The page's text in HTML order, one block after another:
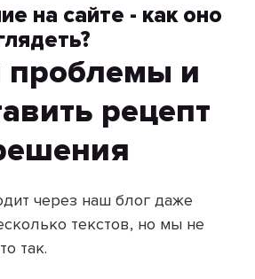
на сайте - как оно
проблемы и
рецепт
через наш блог даже
текстов, но мы не
так.